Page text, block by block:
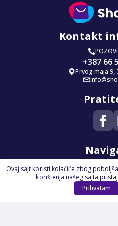
Kontakt
+387 66
Prvog maja 9,
Na
Ovaj sajt koristi kolačiće zbog
korištenja našeg sajta
Prihvatam